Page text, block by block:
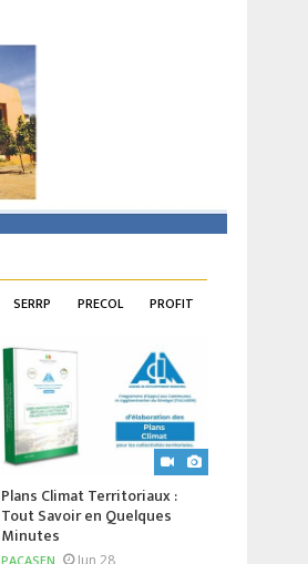
SERRP PRECOL PROFIT
Plans Climat Territoriaux :
Tout Savoir en Quelques
Minutes
PACASEN